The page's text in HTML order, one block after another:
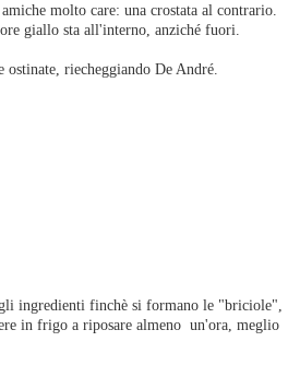
molto care: una crostata al contrario.
giallo sta all'interno, anziché fuori.
riecheggiando De André.
ingredienti finchè si formano le "briciole",
in frigo a riposare almeno un'ora, meglio